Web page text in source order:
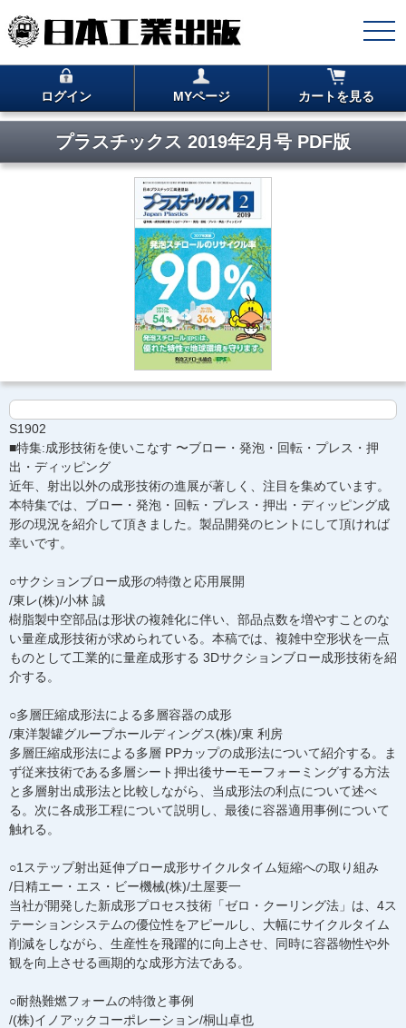
ログイン MYページ カートを見る
プラスチックス 2019年2月号 PDF版
S1902
■特集:成形技術を使いこなす 〜ブロー・発泡・回転・プレス・押
出・ディッピング
近年、射出以外の成形技術の進展が著しく、注目を集めています。
本特集では、ブロー・発泡・回転・プレス・押出・ディッピング成
形の現況を紹介して頂きました。製品開発のヒントにして頂ければ
幸いです。
○サクションブロー成形の特徴と応用展開
/東レ(株)/小林 誠
樹脂製中空部品は形状の複雑化に伴い、部品点数を増やすことのな
い量産成形技術が求められている。本稿では、複雑中空形状を一点
ものとして工業的に量産成形する 3Dサクションブロー成形技術を紹
介する。
○多層圧縮成形法による多層容器の成形
/東洋製罐グループホールディングス(株)/東 利房
多層圧縮成形法による多層 PPカップの成形法について紹介する。ま
ず従来技術である多層シート押出後サーモーフォーミングする方法
と多層射出成形法と比較しながら、当成形法の利点について述べ
る。次に各成形工程について説明し、最後に容器適用事例について
触れる。
○1ステップ射出延伸ブロー成形サイクルタイム短縮への取り組み
/日精エー・エス・ビー機械(株)/土屋要一
当社が開発した新成形プロセス技術「ゼロ・クーリング法」は、4ス
テーションシステムの優位性をアピールし、大幅にサイクルタイム
削減をしながら、生産性を飛躍的に向上させ、同時に容器物性や外
観を向上させる画期的な成形方法である。
○耐熱難燃フォームの特徴と事例
/(株)イノアックコーポレーション/桐山卓也